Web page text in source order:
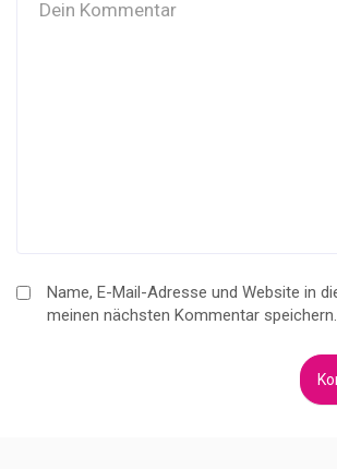
Name, E-Mail-Adresse und Website in
meinen nächsten Kommentar speichern.